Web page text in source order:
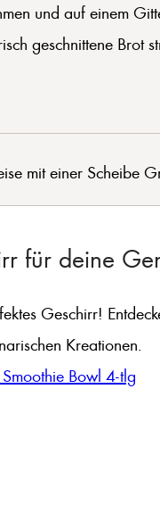
und auf einem
geschnittene Brot
mit einer Scheibe
für deine
Geschirr!
Kreationen.
Bowl 4-tlg